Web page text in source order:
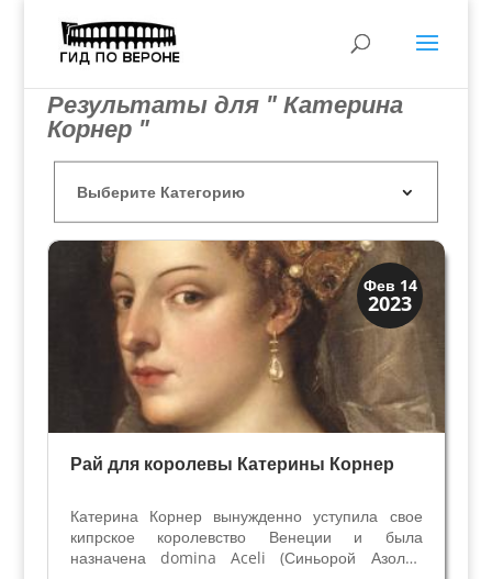
Результаты для " Катерина
Корнер "
Фев 14
2023
Архитектура
Искусство
Рай для королевы Катерины Корнер
Катерина Корнер вынужденно уступила свое
кипрское королевство Венеции и была
назначена domina Aceli (Синьорой Азоло),